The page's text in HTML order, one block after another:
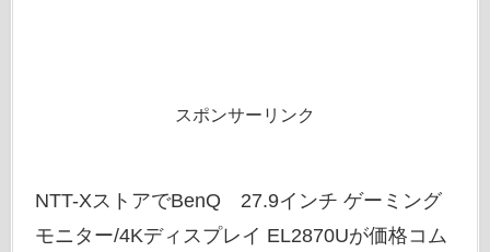
スポンサーリンク
NTT-XストアでBenQ 27.9インチ ゲーミング
モニター/4Kディスプレイ EL2870Uが価格コム